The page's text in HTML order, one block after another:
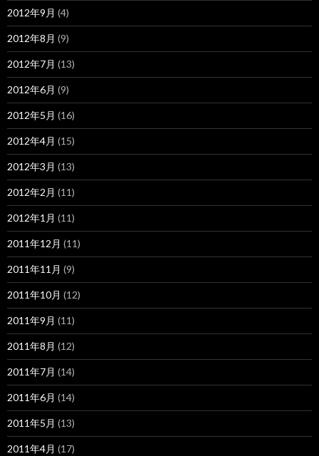
2012年9月 (4)
2012年8月 (9)
2012年7月 (13)
2012年6月 (9)
2012年5月 (16)
2012年4月 (15)
2012年3月 (13)
2012年2月 (11)
2012年1月 (11)
2011年12月 (11)
2011年11月 (9)
2011年10月 (12)
2011年9月 (11)
2011年8月 (12)
2011年7月 (14)
2011年6月 (14)
2011年5月 (13)
2011年4月 (17)